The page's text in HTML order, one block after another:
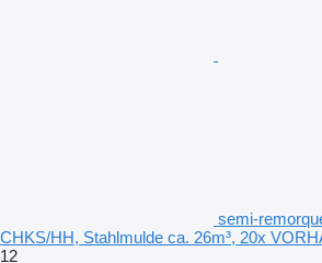
semi-
CHKS/HH, Stahlmulde ca. 26m³, 20x
12